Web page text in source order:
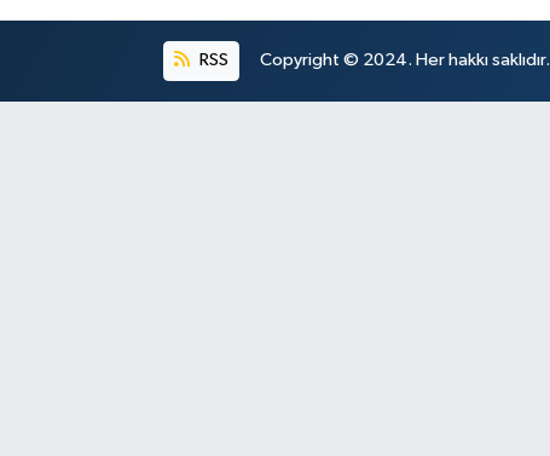
RSS Copyright © 2024. Her hakkı saklıdır.